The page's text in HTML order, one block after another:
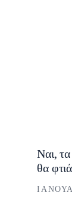
Ναι,
θα